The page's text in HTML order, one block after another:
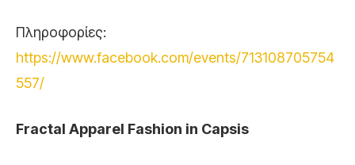
Πληροφορίες:
https://www.facebook.com/events/713108705754
557/
Fractal Apparel Fashion in Capsis